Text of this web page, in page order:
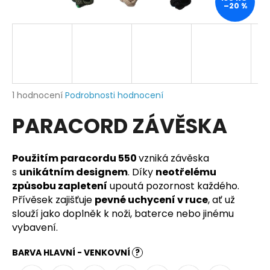
Průměrné
produktu
je
z
5
hvězdiček.
1 hodnocení Podrobnosti hodnocení
PARACORD ZÁVĚSKA
Použitím paracordu 550vzniká závěska
s unikátním designem. Díky neotřelému
způsobu zapletení upoutá pozornost každého.
Přívěsek zajišťuje pevné uchycení v ruce, ať už
slouží jako doplněk k noži, baterce nebo jinému
vybavení.
BARVA HLAVNÍ - VENKOVNÍ ?
–20 %
j
?
D
o
p
o
r
u